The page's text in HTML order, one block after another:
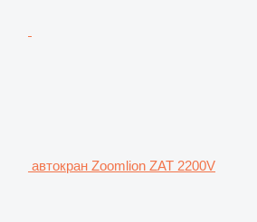
автокран Zoomlion ZAT 2200V